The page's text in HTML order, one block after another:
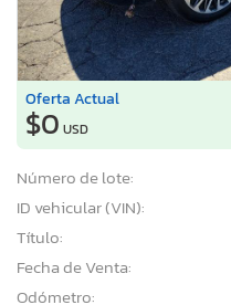
Oferta Actual
$0 USD
Número de lote:
ID vehicular (VIN):
Título:
Fecha de Venta:
Odómetro: